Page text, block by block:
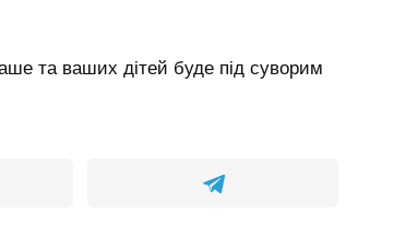
та ваших дітей буде під суворим